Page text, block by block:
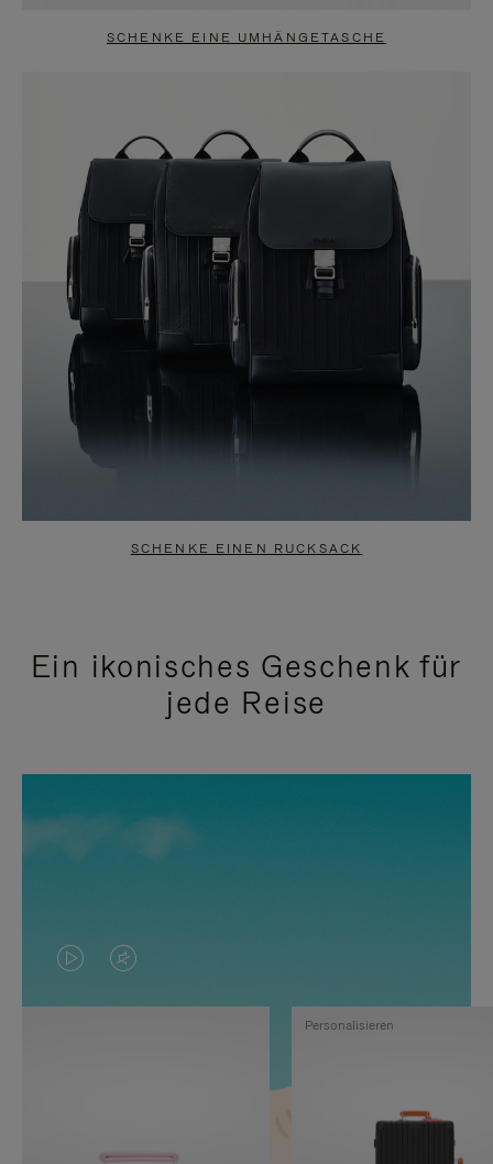
SCHENKE EINE UMHÄNGETASCHE
SCHENKE EINEN RUCKSACK
Ein ikonisches Geschenk für
jede Reise
DAS
VIDEO
VIDEO
IST
Personalisieren